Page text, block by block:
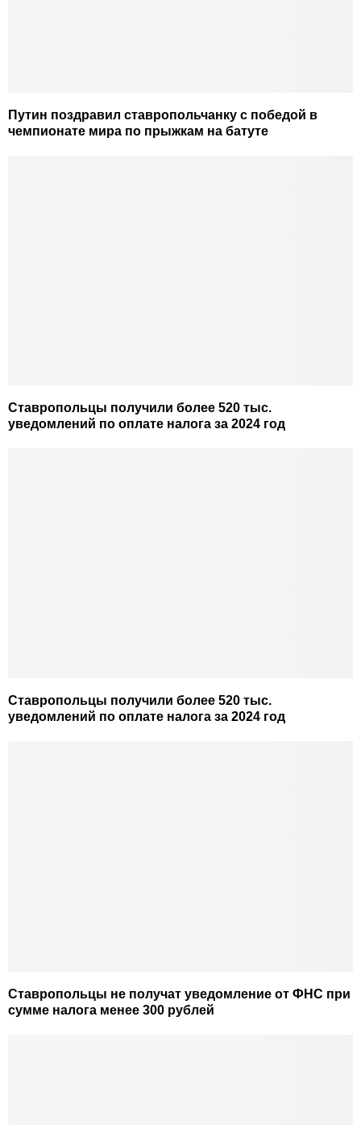
Путин поздравил ставропольчанку с победой в
чемпионате мира по прыжкам на батуте
Ставропольцы получили более 520 тыс.
уведомлений по оплате налога за 2024 год
Ставропольцы получили более 520 тыс.
уведомлений по оплате налога за 2024 год
Ставропольцы не получат уведомление от ФНС при
сумме налога менее 300 рублей